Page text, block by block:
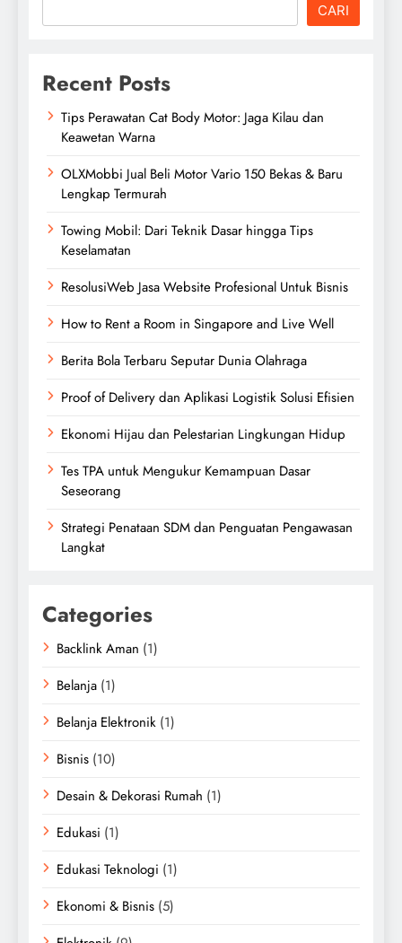
CARI
Recent Posts
Tips Perawatan Cat Body Motor: Jaga Kilau dan
Keawetan Warna
OLXMobbi Jual Beli Motor Vario 150 Bekas & Baru
Lengkap Termurah
Towing Mobil: Dari Teknik Dasar hingga Tips
Keselamatan
ResolusiWeb Jasa Website Profesional Untuk Bisnis
How to Rent a Room in Singapore and Live Well
Berita Bola Terbaru Seputar Dunia Olahraga
Proof of Delivery dan Aplikasi Logistik Solusi Efisien
Ekonomi Hijau dan Pelestarian Lingkungan Hidup
Tes TPA untuk Mengukur Kemampuan Dasar
Seseorang
Strategi Penataan SDM dan Penguatan Pengawasan
Langkat
Categories
Backlink Aman (1)
Belanja (1)
Belanja Elektronik (1)
Bisnis (10)
Desain & Dekorasi Rumah (1)
Edukasi (1)
Edukasi Teknologi (1)
Ekonomi & Bisnis (5)